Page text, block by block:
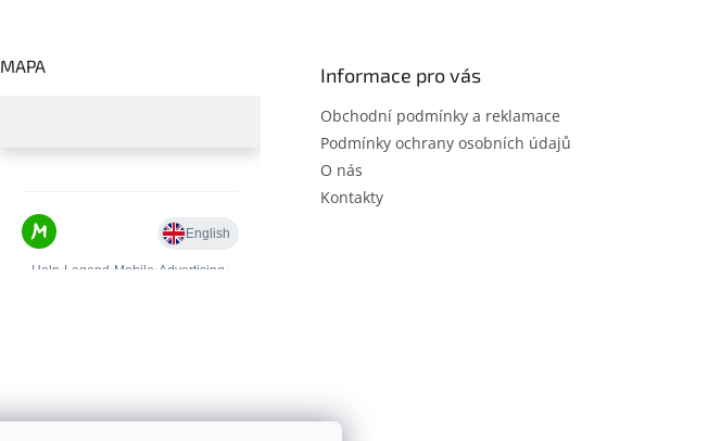
MAPA Informace pro vás
Obchodní podmínky a reklamace
Podmínky ochrany osobních údajů
O nás
Kontakty